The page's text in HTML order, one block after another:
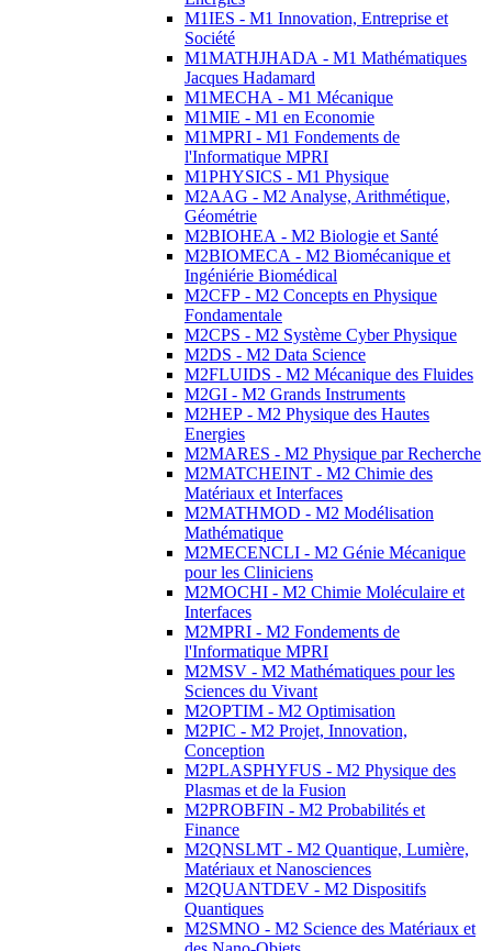
M1IES - M1 Innovation, Entreprise et
Société
M1MATHJHADA - M1 Mathématiques
Jacques Hadamard
M1MECHA - M1 Mécanique
M1MIE - M1 en Economie
M1MPRI - M1 Fondements de
l'Informatique MPRI
M1PHYSICS - M1 Physique
M2AAG - M2 Analyse, Arithmétique,
Géométrie
M2BIOHEA - M2 Biologie et Santé
M2BIOMECA - M2 Biomécanique et
Ingéniérie Biomédical
M2CFP - M2 Concepts en Physique
Fondamentale
M2CPS - M2 Système Cyber Physique
M2DS - M2 Data Science
M2FLUIDS - M2 Mécanique des Fluides
M2GI - M2 Grands Instruments
M2HEP - M2 Physique des Hautes
Energies
M2MARES - M2 Physique par Recherche
M2MATCHEINT - M2 Chimie des
Matériaux et Interfaces
M2MATHMOD - M2 Modélisation
Mathématique
M2MECENCLI - M2 Génie Mécanique
pour les Cliniciens
M2MOCHI - M2 Chimie Moléculaire et
Interfaces
M2MPRI - M2 Fondements de
l'Informatique MPRI
M2MSV - M2 Mathématiques pour les
Sciences du Vivant
M2OPTIM - M2 Optimisation
M2PIC - M2 Projet, Innovation,
Conception
M2PLASPHYFUS - M2 Physique des
Plasmas et de la Fusion
M2PROBFIN - M2 Probabilités et
Finance
M2QNSLMT - M2 Quantique, Lumière,
Matériaux et Nanosciences
M2QUANTDEV - M2 Dispositifs
Quantiques
M2SMNO - M2 Science des Matériaux et